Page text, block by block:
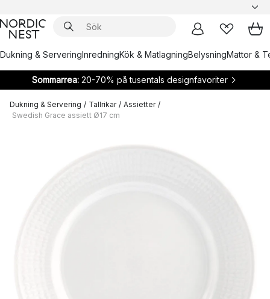
Dukning & ServeringInredningKök & MatlagningBelysningMattor &
Sommarrea:20-70% på tusentals designfavoriter
Dukning & Servering / Tallrikar / Assietter /
Swedish Grace assiett Ø17 cm